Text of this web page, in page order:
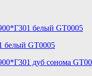
белый GT0005